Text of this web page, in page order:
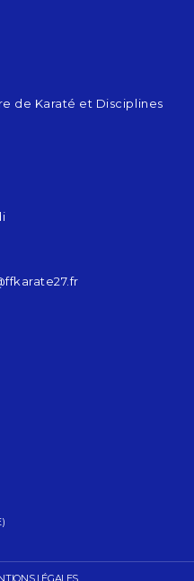
de Karaté et Disciplines
LÉGALES